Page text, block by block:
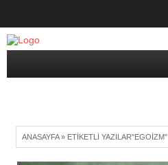
ANASAYFA» ETIKETLI YAZILAR"EGOIZM"